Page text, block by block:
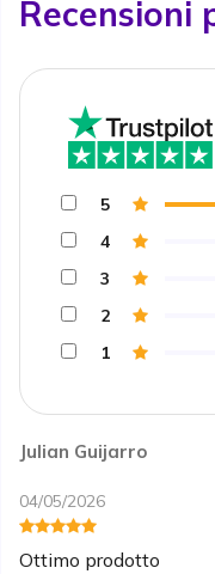
Recensioni
Julian Guijarro
04/05/2026
Ottimo prodotto
5
4
3
2
1